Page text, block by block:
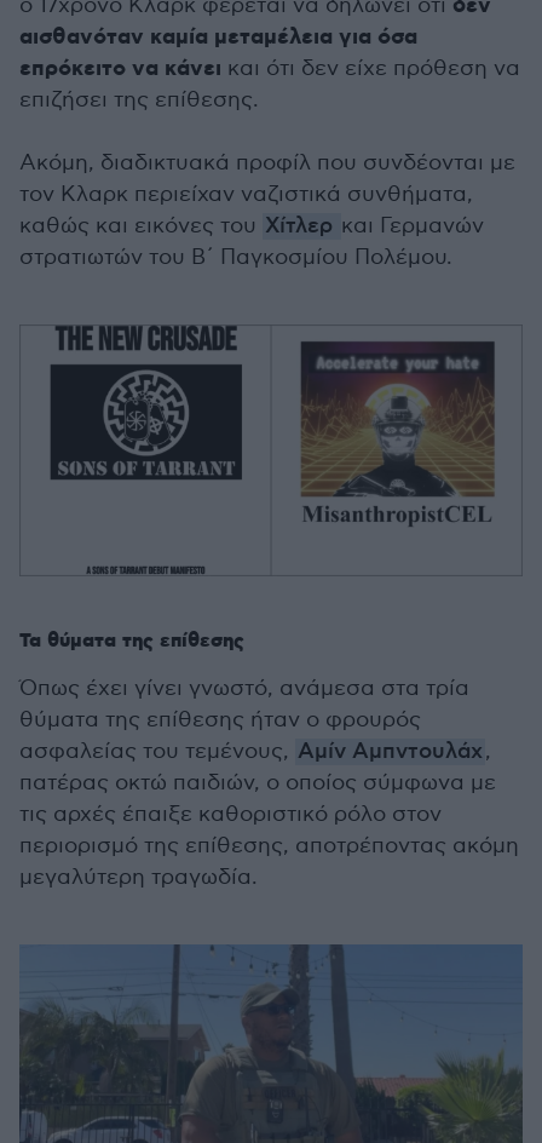
ο 17χρονο Κλαρκ φέρεται να δηλώνει ότι δεν
αισθανόταν καμία μεταμέλεια για όσα
επρόκειτο να κάνει και ότι δεν είχε πρόθεση να
επιζήσει της επίθεσης.
Ακόμη, διαδικτυακά προφίλ που συνδέονται με
τον Κλαρκ περιείχαν ναζιστικά συνθήματα,
καθώς και εικόνες του Χίτλερ και Γερμανών
στρατιωτών του Β΄ Παγκοσμίου Πολέμου.
Τα θύματα της επίθεσης
Όπως έχει γίνει γνωστό, ανάμεσα στα τρία
θύματα της επίθεσης ήταν ο φρουρός
ασφαλείας του τεμένους, Αμίν Αμπντουλάχ,
πατέρας οκτώ παιδιών, ο οποίος σύμφωνα με
τις αρχές έπαιξε καθοριστικό ρόλο στον
περιορισμό της επίθεσης, αποτρέποντας ακόμη
μεγαλύτερη τραγωδία.